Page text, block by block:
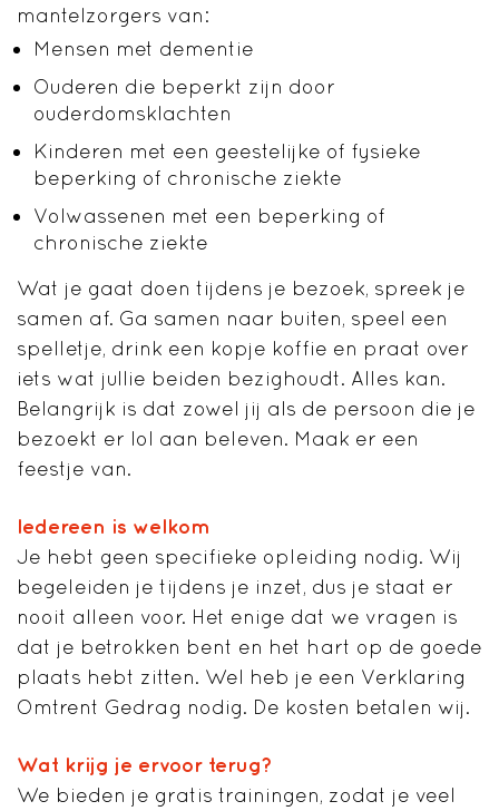
mantelzorgers van:
Mensen met dementie
Ouderen die beperkt zijn door
ouderdomsklachten
Kinderen met een geestelijke of fysieke
beperking of chronische ziekte
Volwassenen met een beperking of
chronische ziekte
Wat je gaat doen tijdens je bezoek, spreek je
samen af. Ga samen naar buiten, speel een
spelletje, drink een kopje koffie en praat over
iets wat jullie beiden bezighoudt. Alles kan.
Belangrijk is dat zowel jij als de persoon die je
bezoekt er lol aan beleven. Maak er een
feestje van.
Iedereen is welkom
Je hebt geen specifieke opleiding nodig. Wij
begeleiden je tijdens je inzet, dus je staat er
nooit alleen voor. Het enige dat we vragen is
dat je betrokken bent en het hart op de goede
plaats hebt zitten. Wel heb je een Verklaring
Omtrent Gedrag nodig. De kosten betalen wij.
Wat krijg je ervoor terug?
We bieden je gratis trainingen, zodat je veel